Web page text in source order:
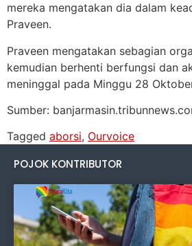
mereka mengatakan dia dalam
Praveen.
Praveen mengatakan sebagian
kemudian berhenti berfungsi dan
meninggal pada Minggu 28
Sumber:
Tagged aborsi, Ourvoice
POJOK KONTRIBUTOR